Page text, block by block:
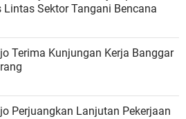
Lintas Sektor Tangani Bencana
Terima Kunjungan Kerja Banggar
Perjuangkan Lanjutan Pekerjaan